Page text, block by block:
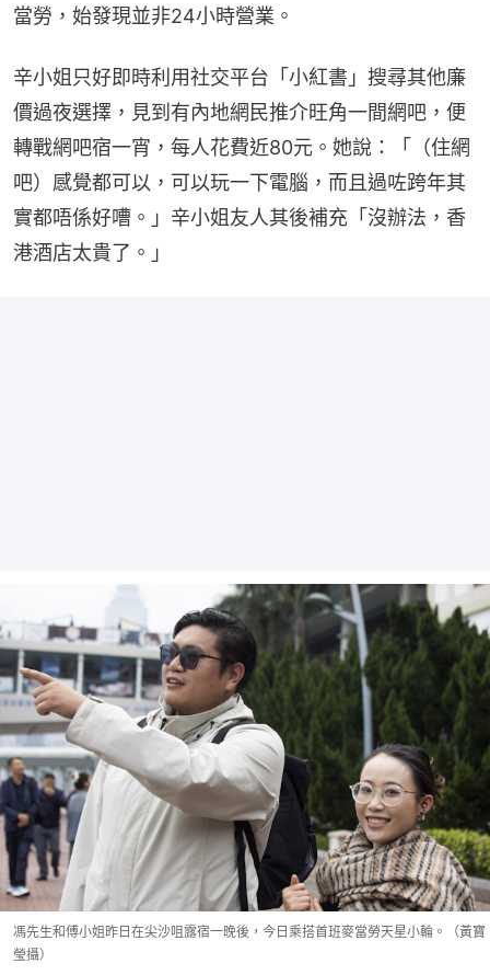
當勞，始發現並非24小時營業。
辛小姐只好即時利用社交平台「小紅書」搜尋其他廉
價過夜選擇，見到有內地網民推介旺角一間網吧，便
轉戰網吧宿一宵，每人花費近80元。她說：「（住網
吧）感覺都可以，可以玩一下電腦，而且過咗跨年其
實都唔係好嘈。」辛小姐友人其後補充「沒辦法，香
港酒店太貴了。」
馮先生和傅小姐昨日在尖沙咀露宿一晚後，今日乘搭首班麥當勞天星小輪。（黃寶
瑩攝）